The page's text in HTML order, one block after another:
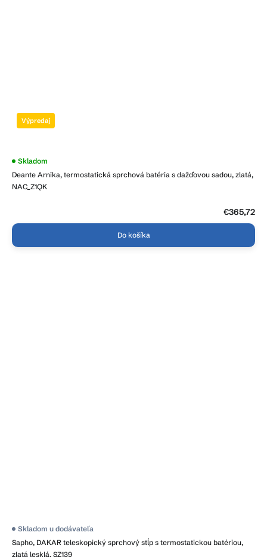
Výpredaj
Deante Arnika, termostatická sprchová batéria s dažďovou sadou, zlatá,
NAC_Z1QK
Skladom
€365,72
Do košíka
Sapho, DAKAR teleskopický sprchový stĺp s termostatickou batériou,
zlatá lesklá, SZ139
Skladom u dodávateľa